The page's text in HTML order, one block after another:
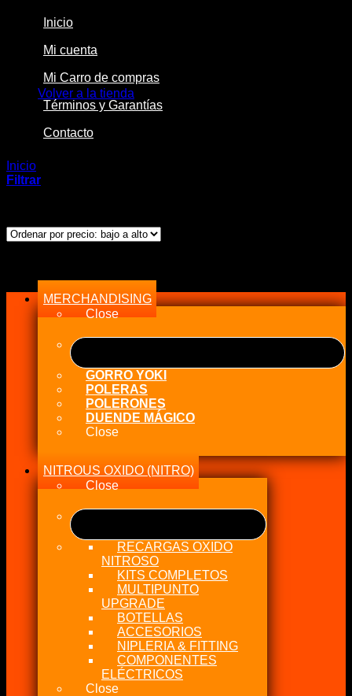
Volver a la tienda
Inicio
Mi cuenta
Mi Carro de compras
Términos y Garantías
Contacto
Inicio
Filtrar
MERCHANDISING
Close
GORRO YOKI
POLERAS
POLERONES
DUENDE MÁGICO
Close
NITROUS OXIDO (NITRO)
Close
RECARGAS OXIDO
NITROSO
KITS COMPLETOS
MULTIPUNTO
UPGRADE
BOTELLAS
ACCESORIOS
NIPLERIA & FITTING
COMPONENTES
ELÉCTRICOS
Close